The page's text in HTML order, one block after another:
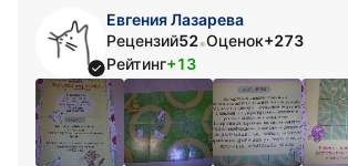
Евгения Лазарева
Рецензий52•Оценок+273
Рейтинг+13